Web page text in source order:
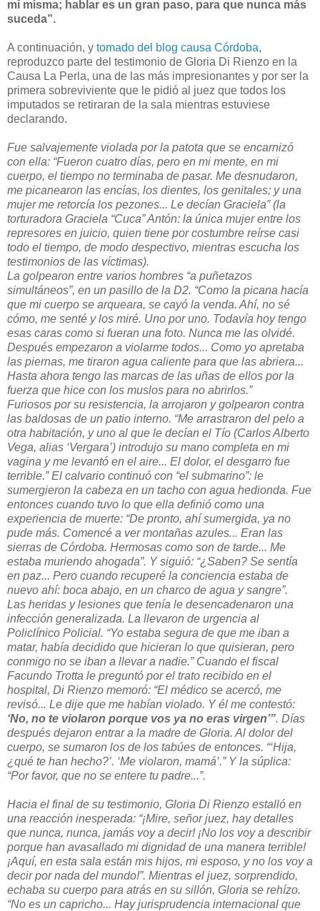
mí misma; hablar es un gran paso, para que nunca más
suceda”.
A continuación, y tomado del blog causa Córdoba,
reproduzco parte del testimonio de Gloria Di Rienzo en la
Causa La Perla, una de las más impresionantes y por ser la
primera sobreviviente que le pidió al juez que todos los
imputados se retiraran de la sala mientras estuviese
declarando.
Fue salvajemente violada por la patota que se encarnizó
con ella: “Fueron cuatro días, pero en mi mente, en mi
cuerpo, el tiempo no terminaba de pasar. Me desnudaron,
me picanearon las encías, los dientes, los genitales; y una
mujer me retorcía los pezones... Le decían Graciela” (la
torturadora Graciela “Cuca” Antón: la única mujer entre los
represores en juicio, quien tiene por costumbre reírse casi
todo el tiempo, de modo despectivo, mientras escucha los
testimonios de las víctimas).
La golpearon entre varios hombres “a puñetazos
simultáneos”, en un pasillo de la D2. “Como la picana hacía
que mi cuerpo se arqueara, se cayó la venda. Ahí, no sé
cómo, me senté y los miré. Uno por uno. Todavía hoy tengo
esas caras como si fueran una foto. Nunca me las olvidé.
Después empezaron a violarme todos... Como yo apretaba
las piernas, me tiraron agua caliente para que las abriera...
Hasta ahora tengo las marcas de las uñas de ellos por la
fuerza que hice con los muslos para no abrirlos.”
Furiosos por su resistencia, la arrojaron y golpearon contra
las baldosas de un patio interno. “Me arrastraron del pelo a
otra habitación, y uno al que le decían el Tío (Carlos Alberto
Vega, alias ‘Vergara’) introdujo su mano completa en mi
vagina y me levantó en el aire... El dolor, el desgarro fue
terrible.” El calvario continuó con “el submarino”: le
sumergieron la cabeza en un tacho con agua hedionda. Fue
entonces cuando tuvo lo que ella definió como una
experiencia de muerte: “De pronto, ahí sumergida, ya no
pude más. Comencé a ver montañas azules... Eran las
sierras de Córdoba. Hermosas como son de tarde... Me
estaba muriendo ahogada”. Y siguió: “¿Saben? Se sentía
en paz... Pero cuando recuperé la conciencia estaba de
nuevo ahí: boca abajo, en un charco de agua y sangre”.
Las heridas y lesiones que tenía le desencadenaron una
infección generalizada. La llevaron de urgencia al
Policlínico Policial. “Yo estaba segura de que me iban a
matar, había decidido que hicieran lo que quisieran, pero
conmigo no se iban a llevar a nadie.” Cuando el fiscal
Facundo Trotta le preguntó por el trato recibido en el
hospital, Di Rienzo memoró: “El médico se acercó, me
revisó... Le dije que me habían violado. Y él me contestó:
‘No, no te violaron porque vos ya no eras virgen’”. Días
después dejaron entrar a la madre de Gloria. Al dolor del
cuerpo, se sumaron los de los tabúes de entonces. “‘Hija,
¿qué te han hecho?’. ‘Me violaron, mamá’.” Y la súplica:
“Por favor, que no se entere tu padre...”.
Hacia el final de su testimonio, Gloria Di Rienzo estalló en
una reacción inesperada: “¡Mire, señor juez, hay detalles
que nunca, nunca, jamás voy a decir! ¡No los voy a describir
porque han avasallado mi dignidad de una manera terrible!
¡Aquí, en esta sala están mis hijos, mi esposo, y no los voy a
decir por nada del mundo!”. Mientras el juez, sorprendido,
echaba su cuerpo para atrás en su sillón, Gloria se rehízo.
“No es un capricho... Hay jurisprudencia internacional que